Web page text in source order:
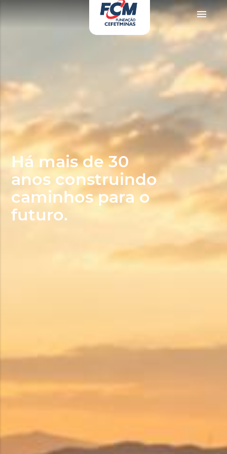
menu
doruklarda yaşatan olgun matematik öğretmeninin yıllardır yarak yüzü
Há mais de 30
anos construindo
caminhos para o
futuro.